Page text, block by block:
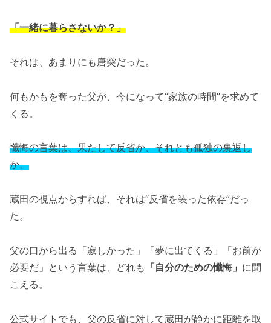
「一緒に暮らさないか？」
それは、あまりにも唐突だった。
何もかもを奪った父が、今になって“家族の時間”を求めて
くる。
懺悔の言葉は、果たして反省か、それとも孤独の裏返し
か。
蔵田の視点からすれば、それは“反省を装った依存”だっ
た。
父の口から出る「寂しかった」「夢に出てくる」「お前が
必要だ」という言葉は、どれも 「自分のための懺悔」 に聞
こえる。
公式サイトでも、父の反省に対して蔵田が静かに距離を取